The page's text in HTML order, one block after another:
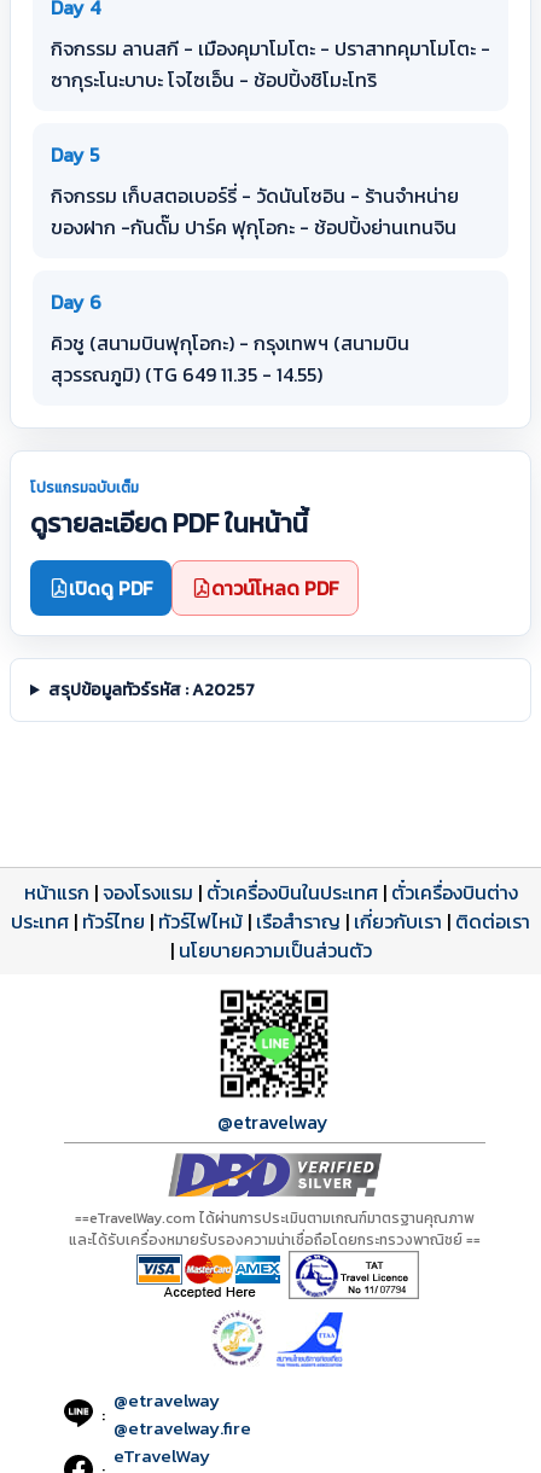
Day 4
กิจกรรม ลานสกี - เมืองคุมาโมโตะ - ปราสาทคุมาโมโตะ -
ซากุระโนะบาบะ โจไซเอ็น - ช้อปปิ้งชิโมะโทริ
Day 5
กิจกรรม เก็บสตอเบอร์รี่ - วัดนันโซอิน - ร้านจำหน่าย
ของฝาก -กันดั๊ม ปาร์ค ฟุกุโอกะ - ช้อปปิ้งย่านเทนจิน
Day 6
คิวชู (สนามบินฟุกุโอกะ) - กรุงเทพฯ (สนามบิน
สุวรรณภูมิ) (TG 649 11.35 - 14.55)
โปรแกรมฉบับเต็ม
ดูรายละเอียด PDF ในหน้านี้
เปิดดู PDF ดาวน์โหลด PDF
สรุปข้อมูลทัวร์รหัส : A20257
โปรแกรมทัวร์
ดาวน์โหลด PDF
รีวิวลูกค้าจริง
รีวิวจาก eTravelWay
เปิดหน้าเต็ม
ใบอนุญาตนำเที่ยว
เลขที่ 11/11450
เปิดหน้าเต็ม
หน้าแรก |จองโรงแรม | ตั๋วเครื่องบินในประเทศ| ตั๋วเครื่องบินต่าง
ประเทศ | ทัวร์ไทย | ทัวร์ไฟไหม้ | เรือสำราญ | เกี่ยวกับเรา | ติดต่อเรา
| นโยบายความเป็นส่วนตัว
@etravelway
==eTravelWay.com ได้ผ่านการประเมินตามเกณฑ์มาตรฐานคุณภาพ
และได้รับเครื่องหมายรับรองความน่าเชื่อถือโดยกระทรวงพาณิชย์ ==
: @etravelway
@etravelway.fire
eTravelWay